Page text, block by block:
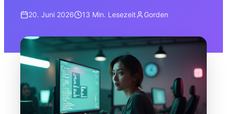
20. Juni 2026 13 Min. Lesezeit Gorden